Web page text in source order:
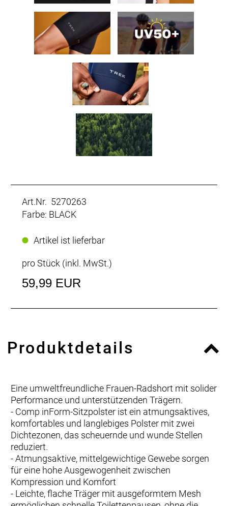
Art.Nr. 5270263
Farbe: BLACK
Artikel ist lieferbar
pro Stück (inkl. MwSt.)
59,99 EUR
Produktdetails
Eine umweltfreundliche Frauen-Radshort mit solider
Performance und unterstützenden Trägern.
- Comp inForm-Sitzpolster ist ein atmungsaktives,
komfortables und langlebiges Polster mit zwei
Dichtezonen, das scheuernde und wunde Stellen
reduziert.
- Atmungsaktive, mittelgewichtige Gewebe sorgen
für eine hohe Ausgewogenheit zwischen
Kompression und Komfort
- Leichte, flache Träger mit ausgeformtem Mesh